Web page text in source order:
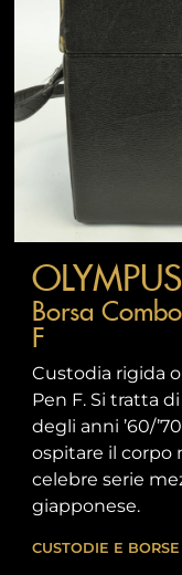
OLYMPUS
Borsa
F
Custodia rigida
Pen F. Si tratta
degli anni ’60/
ospitare il corpo
celebre serie
giapponese.
CUSTODIE E